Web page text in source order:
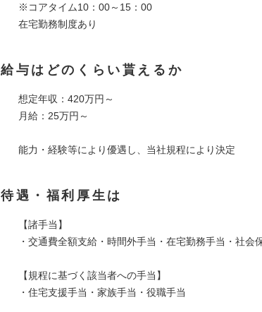
※コアタイム10：00～15：00
在宅勤務制度あり
給与はどのくらい貰えるか
想定年収：420万円～
月給：25万円～
能力・経験等により優遇し、当社規程により決定
待遇・福利厚生は
【諸手当】
・交通費全額支給・時間外手当・在宅勤務手当・社
【規程に基づく該当者への手当】
・住宅支援手当・家族手当・役職手当